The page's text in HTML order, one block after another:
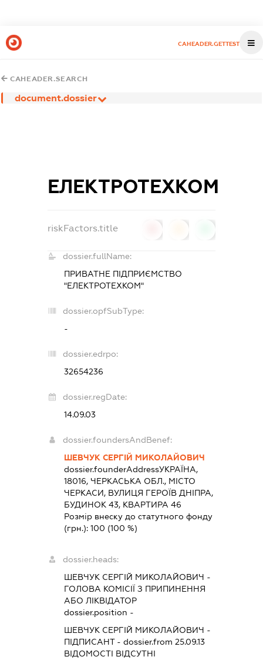
CAHEADER.GETTEST
CAHEADER.SEARCH
document.dossier
ЕЛЕКТРОТЕХКОМ
riskFactors.title
dossier.fullName:
ПРИВАТНЕ ПІДПРИЄМСТВО
"ЕЛЕКТРОТЕХКОМ"
dossier.opfSubType:
-
dossier.edrpo:
32654236
dossier.regDate:
14.09.03
dossier.foundersAndBenef:
ШЕВЧУК СЕРГІЙ МИКОЛАЙОВИЧ
dossier.founderAddressУКРАЇНА,
18016, ЧЕРКАСЬКА ОБЛ., МІСТО
ЧЕРКАСИ, ВУЛИЦЯ ГЕРОЇВ ДНІПРА,
БУДИНОК 43, КВАРТИРА 46
Розмір внеску до статутного фонду
(грн.):100 (100 %)
dossier.heads:
ШЕВЧУК СЕРГІЙ МИКОЛАЙОВИЧ -
ГОЛОВА КОМІСІЇ З ПРИПИНЕННЯ
АБО ЛІКВІДАТОР
dossier.position -
ШЕВЧУК СЕРГІЙ МИКОЛАЙОВИЧ -
ПІДПИСАНТ- dossier.from 25.09.13
ВІДОМОСТІ ВІДСУТНІ